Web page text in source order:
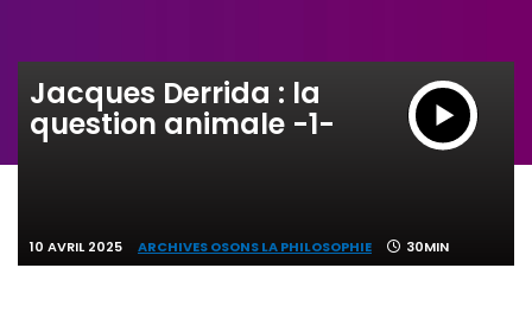
Jacques Derrida : la
question animale -1-
10 AVRIL 2025 ARCHIVES OSONS LA PHILOSOPHIE 30MIN